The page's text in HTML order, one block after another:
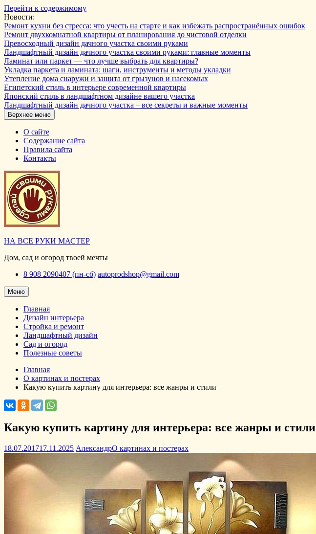
Перейти к содержимому
Новости:
Ремонт кухни без стресса: что учесть на старте и как избежать распространённых ошибок
Ремонт двухкомнатной квартиры от планирования до чистовой отделки
Превосходный дизайн дачного участка своими руками
Ландшафтный дизайн дачного участка своими руками: главные моменты
Ламинат или паркет — что лучше выбрать для квартиры?
Укладка паркета и ламината: шаги, инструменты и методы укладки
Утепление дома снаружи и защита от грызунов и насекомых
Египетский стиль в интерьере современной квартиры
Японский стиль в ландшафтном дизайне вашего участка
Ландшафтный дизайн дачного участка – все секреты и важные моменты
Верхнее меню
О сайте
Содержание сайта
Правила сайта
Контакты
НА ВСЕ РУКИ МАСТЕР
Дом, сад и огород твоей мечты
8 908 2090407 (пн-сб) autoprodshop@gmail.com
Меню
Главная
Дизайн интерьера
Стройка и ремонт
Ландшафтный дизайн
Сад и огород
Полезные советы
Главная
О картинах и постерах
Какую купить картину для интерьера: все жанры и стили
Какую купить картину для интерьера: все жанры и стили
18.07.201717.11.2025 АлександрО картинах и постерах